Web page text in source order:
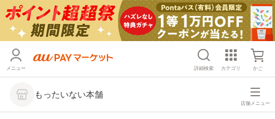
メニュー 詳細検索 カテゴリ かご
もったいない本舗
店舗メニュー